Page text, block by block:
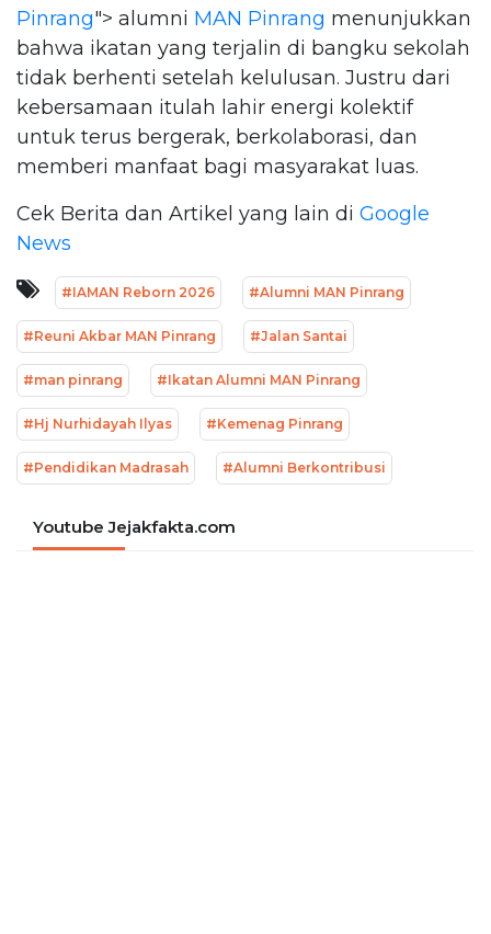
Pinrang"> alumni MAN Pinrang menunjukkan
bahwa ikatan yang terjalin di bangku sekolah
tidak berhenti setelah kelulusan. Justru dari
kebersamaan itulah lahir energi kolektif
untuk terus bergerak, berkolaborasi, dan
memberi manfaat bagi masyarakat luas.
Cek Berita dan Artikel yang lain di Google
News
#IAMAN Reborn 2026 #Alumni MAN Pinrang
#Reuni Akbar MAN Pinrang #Jalan Santai
#man pinrang #Ikatan Alumni MAN Pinrang
#Hj Nurhidayah Ilyas #Kemenag Pinrang
#Pendidikan Madrasah #Alumni Berkontribusi
Youtube Jejakfakta.com